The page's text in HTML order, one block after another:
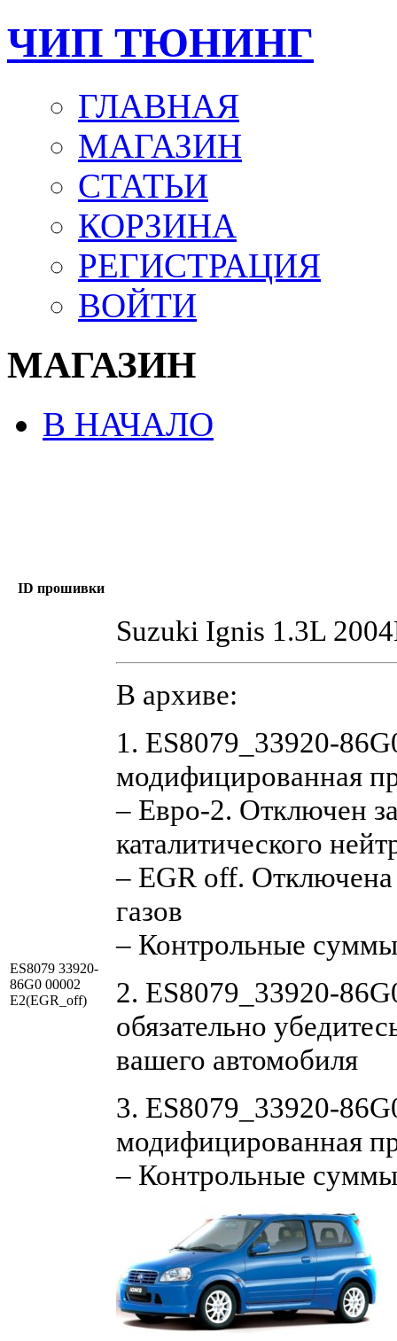
ЧИП ТЮНИНГ
ГЛАВНАЯ
МАГАЗИН
СТАТЬИ
КОРЗИНА
РЕГИСТРАЦИЯ
ВОЙТИ
МАГАЗИН
В НАЧАЛО
ID прошивки
ES8079 33920-
86G0 00002
E2(EGR_off)
Suzuki Ignis 1.3L
В архиве:
1. ES8079_33920-
модифицированная
– Евро-2. Отключен
каталитического
– EGR off.
газов
– Контрольные
2. ES8079_33920-
обязательно
вашего автомобиля
3. ES8079_33920-
модифицированная
– Контрольные